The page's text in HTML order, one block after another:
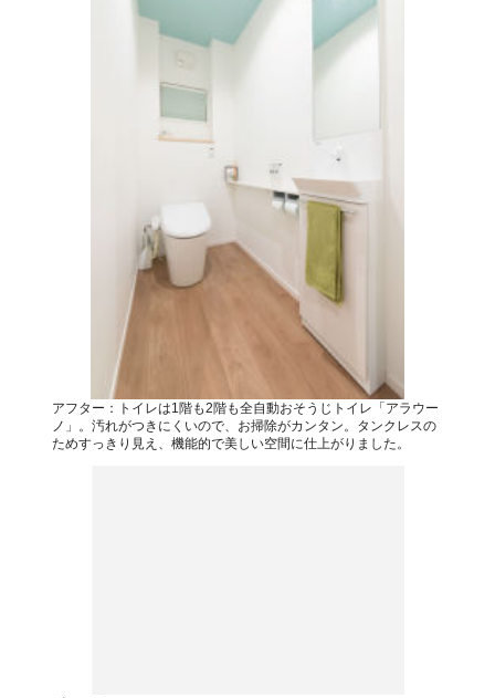
アフター：トイレは1階も2階も全自動おそうじトイレ「アラウー
ノ」。汚れがつきにくいので、お掃除がカンタン。タンクレスの
ためすっきり見え、機能的で美しい空間に仕上がりました。